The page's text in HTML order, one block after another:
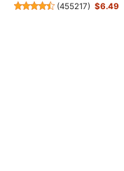
(455217) $6.49